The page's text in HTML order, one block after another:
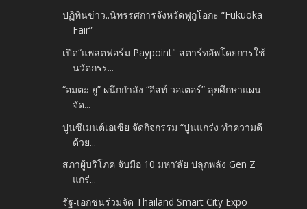
ปฏิทินข่าว..นิทรรศการจังหวัดฟูกูโอกะ “Fukuoka
Fair”
เปิด“แพลตฟอร์ม Paypoint" สตาร์ทอัพโดยการใช้
นวัตกรร...
“อมตะ ยู” ผนึกกำลัง “อีสท์ วอเตอร์” ลุยศึกษาแผน
จัด...
ปูนซีเมนต์เอเซีย จัดกิจกรรม “ปูนแกร่ง ทำความดี
ด้วย...
สภาผู้บริโภค จับมือ 10 มหา’ลัย ปลุกพลัง Gen Z
แกร่...
รัฐ-เอกชนร่วมจัด Thailand Smart City Expo